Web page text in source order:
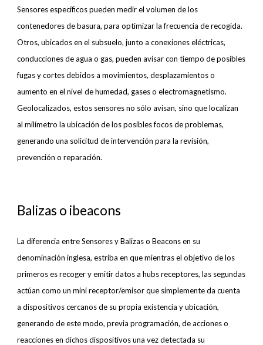
Sensores específicos pueden medir el volumen de los
contenedores de basura, para optimizar la frecuencia de recogida.
Otros, ubicados en el subsuelo, junto a conexiones eléctricas,
conducciones de agua o gas, pueden avisar con tiempo de posibles
fugas y cortes debidos a movimientos, desplazamientos o
aumento en el nivel de humedad, gases o electromagnetismo.
Geolocalizados, estos sensores no sólo avisan, sino que localizan
al milímetro la ubicación de los posibles focos de problemas,
generando una solicitud de intervención para la revisión,
prevención o reparación.
Balizas o ibeacons
La diferencia entre Sensores y Balizas o Beacons en su
denominación inglesa, estriba en que mientras el objetivo de los
primeros es recoger y emitir datos a hubs receptores, las segundas
actúan como un mini receptor/emisor que simplemente da cuenta
a dispositivos cercanos de su propia existencia y ubicación,
generando de este modo, previa programación, de acciones o
reacciones en dichos dispositivos una vez detectada su